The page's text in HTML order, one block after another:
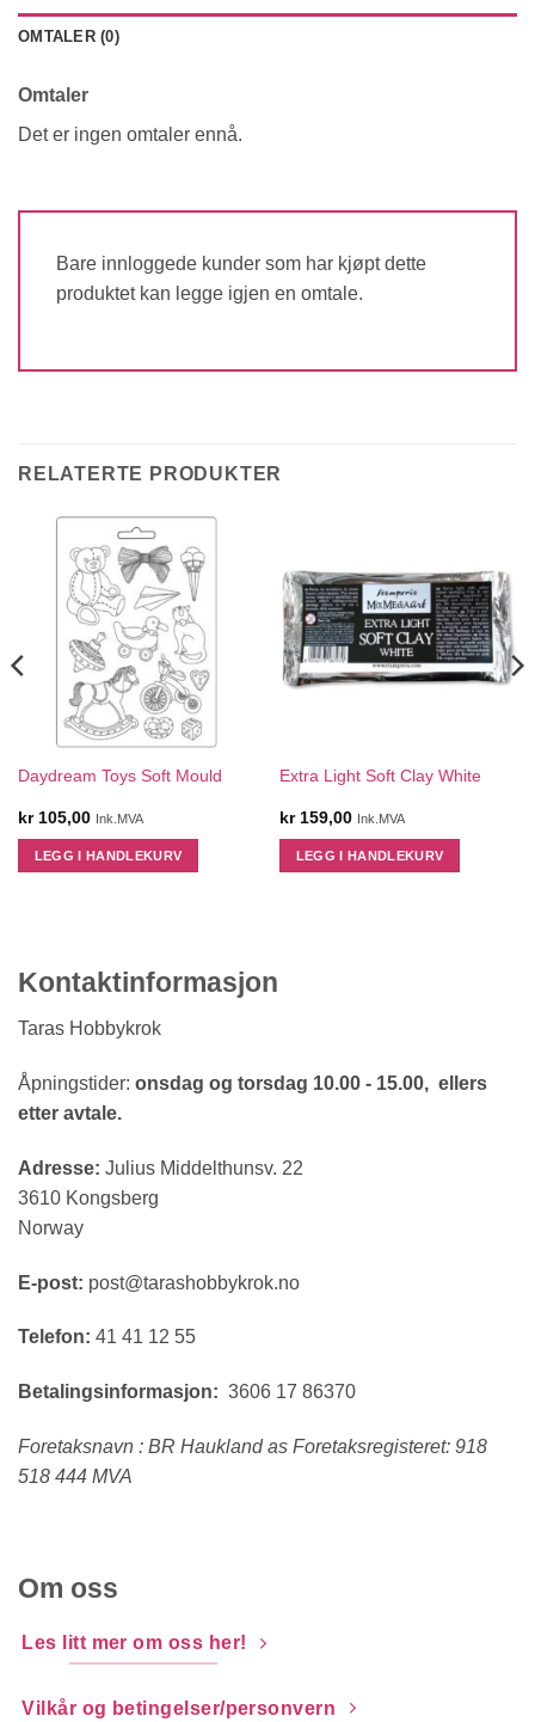
OMTALER (0)
Omtaler
Det er ingen omtaler ennå.
Bare innloggede kunder som har kjøpt dette
produktet kan legge igjen en omtale.
RELATERTE PRODUKTER
Daydream Toys Soft Mould
kr105,00 Ink.MVA
LEGG I HANDLEKURV
Extra Light Soft Clay White
kr159,00 Ink.MVA
LEGG I HANDLEKURV
Kontaktinformasjon
Taras Hobbykrok
Åpningstider: onsdag og torsdag 10.00 - 15.00, ellers
etter avtale.
Adresse: Julius Middelthunsv. 22
3610 Kongsberg
Norway
E-post: post@tarashobbykrok.no
Telefon: 41 41 12 55
Betalingsinformasjon: 3606 17 86370
Foretaksnavn : BR Haukland as Foretaksregisteret: 918
518 444 MVA
Om oss
Les litt mer om oss her!
Vilkår og betingelser/personvern